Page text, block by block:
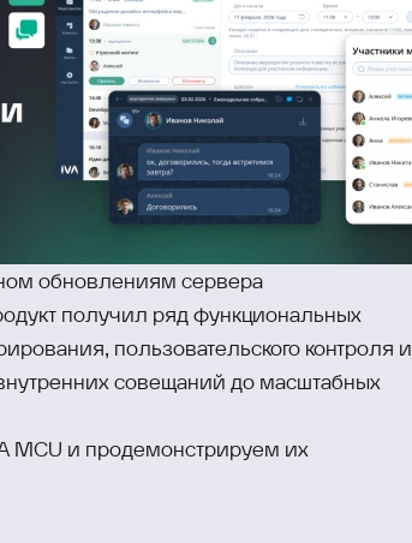
обновлениям сервера
получил ряд функциональных
пользовательского контроля и
совещаний до масштабных
MCU и продемонстрируем их